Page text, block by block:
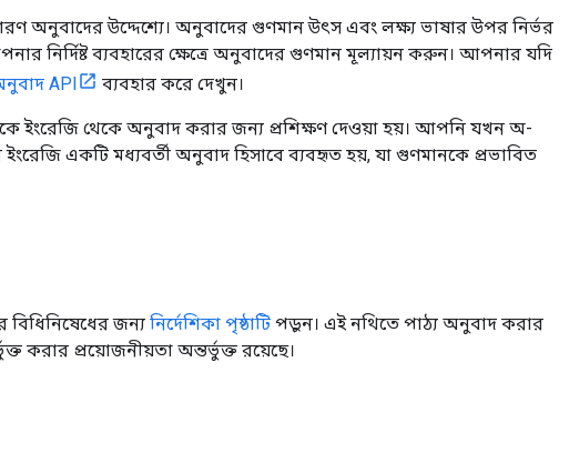
অনুবাদের উদ্দেশ্যে। অনুবাদের গুণমান উৎস এবং লক্ষ্য ভাষার উপর নির্ভর
নির্দিষ্ট ব্যবহারের ক্ষেত্রে অনুবাদের গুণমান মূল্যায়ন করুন। আপনার যদি
API ব্যবহার করে দেখুন।
ইংরেজি থেকে অনুবাদ করার জন্য প্রশিক্ষণ দেওয়া হয়। আপনি যখন অ-
একটি মধ্যবর্তী অনুবাদ হিসাবে ব্যবহৃত হয়, যা গুণমানকে প্রভাবিত
বিধিনিষেধের জন্য নির্দেশিকা পৃষ্ঠাটি পড়ুন। এই নথিতে পাঠ্য অনুবাদ করার
করার প্রয়োজনীয়তা অন্তর্ভুক্ত রয়েছে।